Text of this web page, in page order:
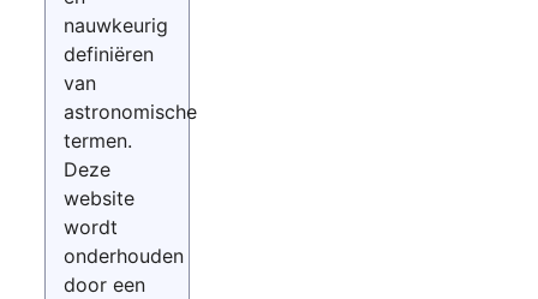
nauwkeurig
definiëren
van
astronomische
termen.
Deze
website
wordt
onderhouden
door een